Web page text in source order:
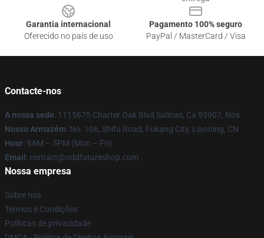
Garantia internacional
Oferecido no país de uso
Pagamento 100% seguro
PayPal / MasterCard / Visa
Contacte-nos
A nossa sede: 1115675 Charter Oak Blvd Salinas, Ca 93907, Nós
Nosso Armazém: No. 106, Shifu Road, Fukang City, Liaoning, CN
Hour: 9AM – 5PM (Mon – Fri)
Email : contact@oddfutureshop.com
Nossa empresa
Sobre nós
Termos e Condições
Políticas de privacidade